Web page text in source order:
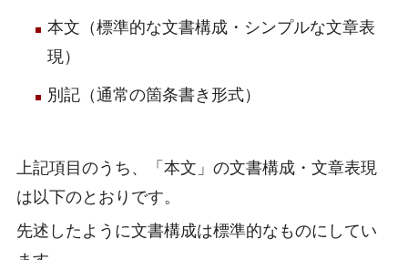
本文（標準的な文書構成・シンプルな文章表
現）
別記（通常の箇条書き形式）
上記項目のうち、「本文」の文書構成・文章表現
は以下のとおりです。
先述したように文書構成は標準的なものにしてい